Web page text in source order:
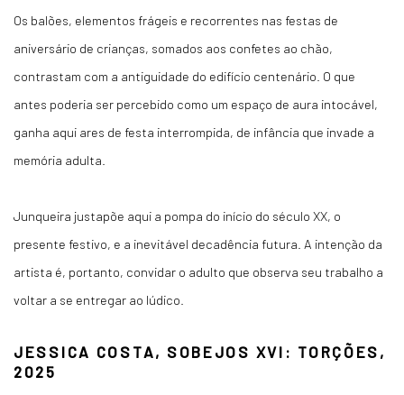
Os balões, elementos frágeis e recorrentes nas festas de
aniversário de crianças, somados aos confetes ao chão,
contrastam com a antiguidade do edifício centenário. O que
antes poderia ser percebido como um espaço de aura intocável,
ganha aqui ares de festa interrompida, de infância que invade a
memória adulta.
Junqueira justapõe aqui a pompa do início do século XX, o
presente festivo, e a inevitável decadência futura. A intenção da
artista é, portanto, convidar o adulto que observa seu trabalho a
voltar a se entregar ao lúdico.
JESSICA COSTA, SOBEJOS XVI: TORÇÕES,
2025